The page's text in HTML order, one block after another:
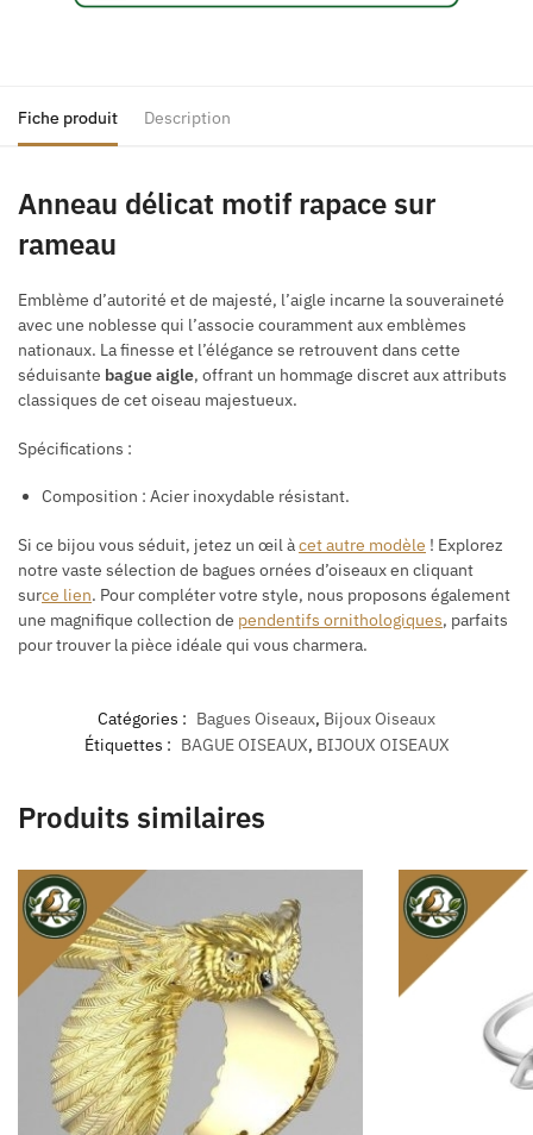
Fiche produit Description
Anneau délicat motif rapace sur
rameau
Emblème d’autorité et de majesté, l’aigle incarne la souveraineté
avec une noblesse qui l’associe couramment aux emblèmes
nationaux. La finesse et l’élégance se retrouvent dans cette
séduisante bague aigle, offrant un hommage discret aux attributs
classiques de cet oiseau majestueux.
Spécifications :
Composition : Acier inoxydable résistant.
Si ce bijou vous séduit, jetez un œil àcet autre modèle ! Explorez
notre vaste sélection de bagues ornées d’oiseaux en cliquant
surce lien. Pour compléter votre style, nous proposons également
une magnifique collection de pendentifs ornithologiques, parfaits
pour trouver la pièce idéale qui vous charmera.
Catégories : Bagues Oiseaux, Bijoux Oiseaux
Étiquettes : BAGUE OISEAUX, BIJOUX OISEAUX
Produits similaires